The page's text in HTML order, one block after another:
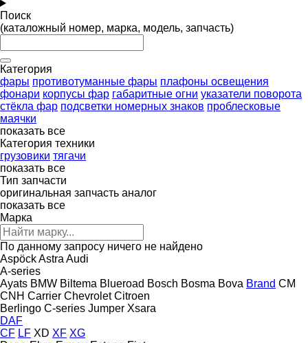
Поиск
(каталожный номер, марка, модель, запчасть)
Категория
фары противотуманные фары плафоны освещения
фонари корпусы фар габаритные огни указатели поворота
стёкла фар подсветки номерных знаков проблесковые
маячки
показать все
Категория техники
грузовики тягачи
показать все
Тип запчасти
оригинальная запчасть аналог
показать все
Марка
По данному запросу ничего не найдено
AspöckAstra Audi
A-series
Ayats BMW Biltema Blueroad Bosch Bosma Bova Brand CM
CNH Carrier Chevrolet Citroen
Berlingo C-series Jumper Xsara
DAF
CF LF XD XF XG